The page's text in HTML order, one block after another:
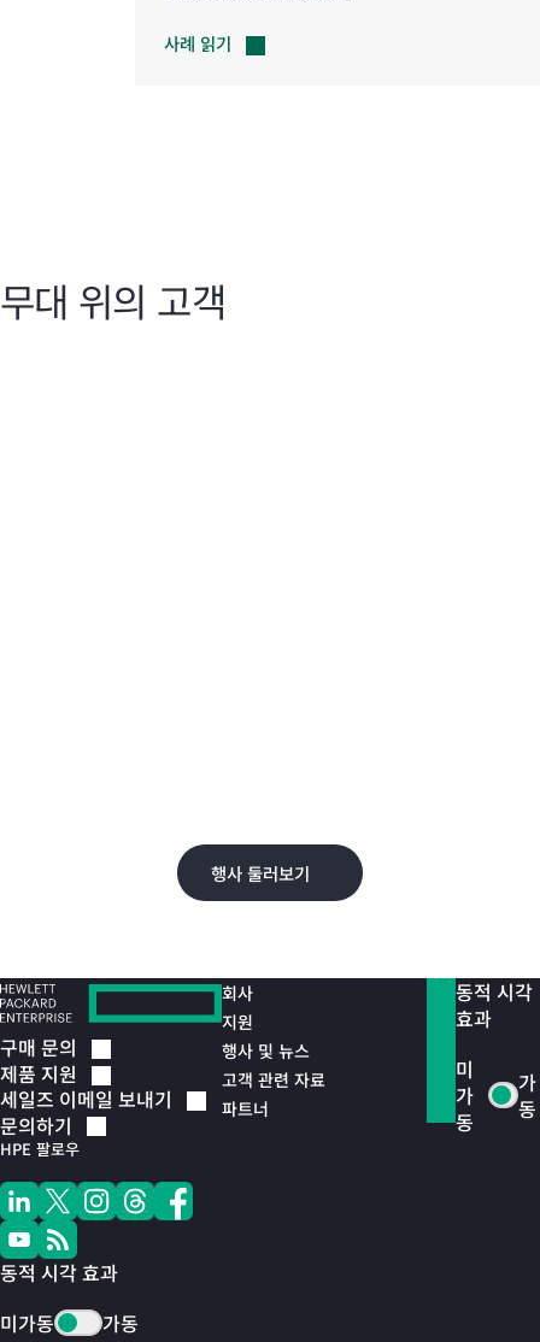
사례 읽기
무대 위의 고객
행사 둘러보기
구매 문의
제품 지원
세일즈 이메일 보내기
문의하기
HPE 팔로우
동적 시각 효과
미가동
가동
회사
지원
행사 및 뉴스
고객 관련 자료
파트너
동적 시각
효과
미
가
동
가
동